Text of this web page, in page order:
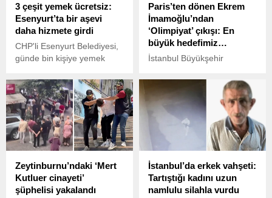
inanın vicdanen çok şey
sorguluyorum dedi.
dosyaya bilimsel mütalaa
sundu. Mütalaada dosyanın
Anayasa Mahkemesi'ne
gönderilmesi gerektiği
belirtildi.
3 çeşit yemek ücretsiz:
Esenyurt’ta bir aşevi
daha hizmete girdi
CHP'li Esenyurt Belediyesi,
günde bin kişiye yemek
Aşevi Yemek Dağıtım
Noktası'nı törenle hizmete
açtı. Aşevinde maddi
durumu iyi olmayan
yurttaşlar 3 çeşit yemeği
ücretsiz yiyebilecek.
Paris’ten dönen Ekrem
İmamoğlu’ndan
‘Olimpiyat’ çıkışı: En
büyük hedefimiz…
İstanbul Büyükşehir
Ekrem İmamoğlu, 25.
İstanbul Büyükçekmece
Uluslararası Kültür ve Sanat
Festivali’nde konuştu.
Paris’te devam eden
olimpiyat oyunlarına ve
İmamoğlu, “Amacımız
2036’da kıtaları birleştiren,
kültürleri birleştiren,
Zeytinburnu’ndaki ‘Mert
Kutluer cinayeti’
şüphelisi yakalandı
İstanbul’da erkek vahşeti:
Tartıştığı kadını uzun
namlulu silahla vurdu